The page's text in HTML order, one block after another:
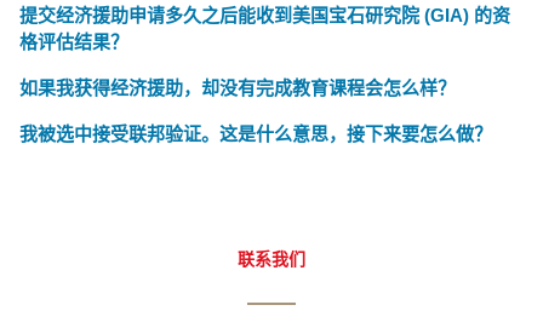
提交经济援助申请多久之后能收到美国宝石研究院 (GIA) 的资
格评估结果？
如果我获得经济援助，却没有完成教育课程会怎么样？
我被选中接受联邦验证。这是什么意思，接下来要怎么做？
联系我们